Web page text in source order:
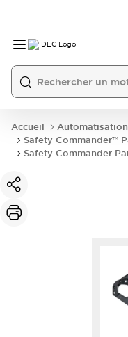
Accueil Automatisation
Safety Commander™
Safety Commander